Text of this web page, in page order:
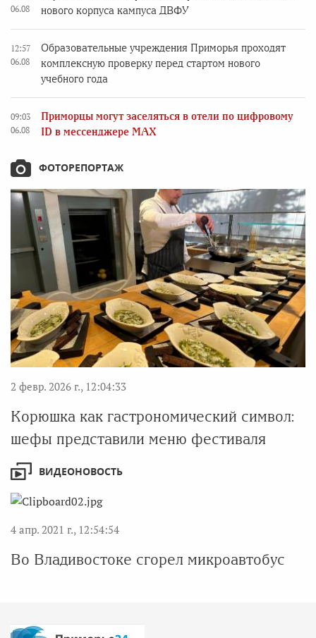
06.08
нового корпуса кампуса ДВФУ
12:57
06.08
Образовательные учреждения Приморья проходят
комплексную проверку перед стартом нового
учебного года
09:03
06.08
Приморцы могут заселяться в отели по цифровому
ID в мессенджере MAX
ФОТОРЕПОРТАЖ
2 февр. 2026 г., 12:04:33
Корюшка как гастрономический символ:
шефы представили меню фестиваля
ВИДЕОНОВОСТЬ
4 апр. 2021 г., 12:54:54
Во Владивостоке сгорел микроавтобус